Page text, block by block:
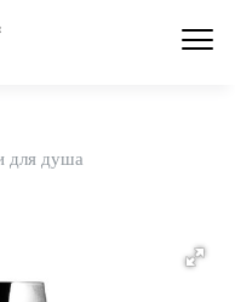
для душа